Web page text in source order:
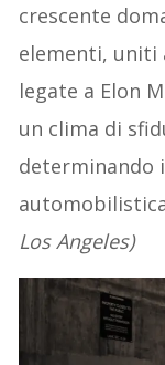
crescente
elementi, uniti
legate a Elon
un clima di
determinando
Los Angeles)